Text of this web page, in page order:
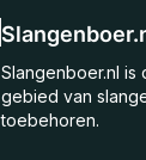
Slangenboer.nl is
gebied van
toebehoren.